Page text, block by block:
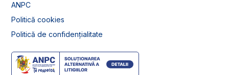
ANPC
Politică cookies
Politică de confidențialitate